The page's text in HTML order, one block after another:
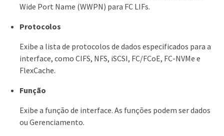
Wide Port Name (WWPN) para FC LIFs.
Protocolos
Exibe a lista de protocolos de dados especificados para a
interface, como CIFS, NFS, iSCSI, FC/FCoE, FC-NVMe e
FlexCache.
Função
Exibe a função de interface. As funções podem ser dados
ou Gerenciamento.